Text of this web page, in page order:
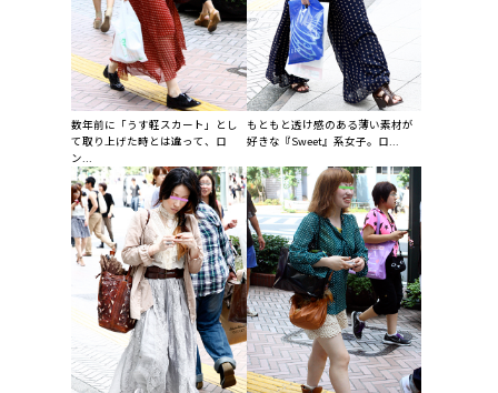
数年前に「うす軽スカート」とし
て取り上げた時とは違って、ロ
ン...
もともと透け感のある薄い素材が
好きな『Sweet』系女子。ロ...